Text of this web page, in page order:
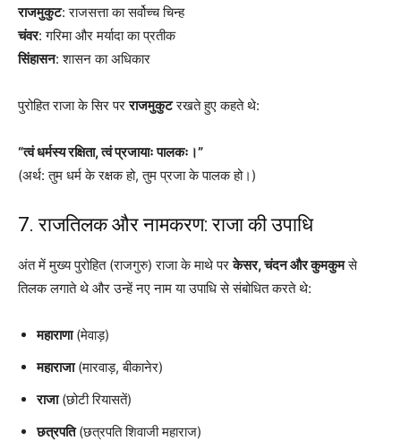
राजमुकुट: राजसत्ता का सर्वोच्च चिन्ह
चंवर: गरिमा और मर्यादा का प्रतीक
सिंहासन: शासन का अधिकार
पुरोहित राजा के सिर परराजमुकुटरखते हुए कहते थे:
“त्वं धर्मस्य रक्षिता, त्वं प्रजायाः पालकः।”
(अर्थ: तुम धर्म के रक्षक हो, तुम प्रजा के पालक हो।)
7. राजतिलक और नामकरण: राजा की उपाधि
अंत में मुख्य पुरोहित (राजगुरु) राजा के माथे परकेसर, चंदन और कुमकुमसे
तिलक लगाते थे और उन्हें नए नाम या उपाधि से संबोधित करते थे:
महाराणा(मेवाड़)
महाराजा(मारवाड़, बीकानेर)
राजा(छोटी रियासतें)
छत्रपति(छत्रपति शिवाजी महाराज)